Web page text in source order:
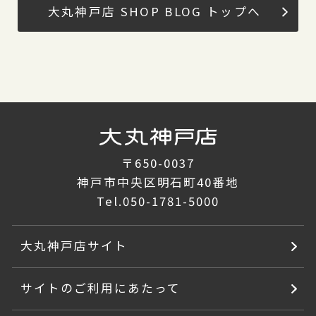
大丸神戸店 SHOP BLOG トップへ
〒650-0037
神戸市中央区明石町40番地
Tel.050-1781-5000
大丸神戸店サイト
サイトのご利用にあたって